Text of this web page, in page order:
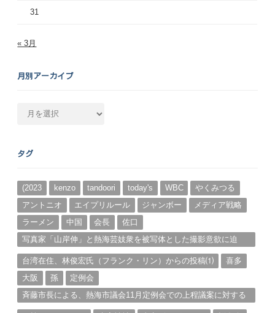
31
« 3月
月別アーカイブ
カ
ブ
タグ
(2023 kenzo tandoori today's WBC
やくみつる
アントニオ
エイプリルール ジャンボー
メディア戦略
ラーメン
中国 会長
佐口
写真家「山岸伸」と熱海芸妓衆を被写体とした撮影意欲に迫
台湾在住、林俊宏氏（フランク・リン）からの投稿⑴
喜多
大阪
孫
定例会
斉藤市長による、熱海市議会11月定例会での上程議案に対する